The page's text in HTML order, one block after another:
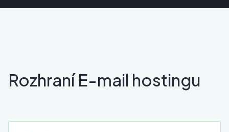
Rozhraní E-mail hostingu